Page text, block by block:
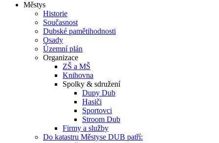
Městys
Historie
Současnost
Dubské pamětihodnosti
Osady
Územní plán
Organizace
ZŠ a MŠ
Knihovna
Spolky & sdružení
Dupy Dub
Hasiči
Sportovci
Stroom Dub
Firmy a služby
Do katastru Městyse DUB patří: